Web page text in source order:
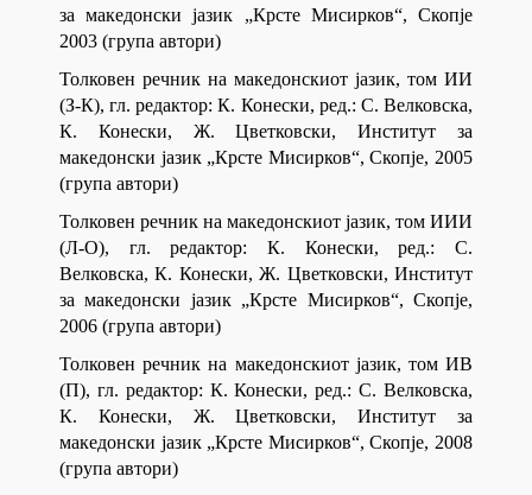
за македонски јазик „Крсте Мисирков“, Скопје
2003 (група автори)
Толковен речник на македонскиот јазик, том ИИ
(З-К), гл. редактор: К. Конески, ред.: С. Велковска,
К. Конески, Ж. Цветковски, Институт за
македонски јазик „Крсте Мисирков“, Скопје, 2005
(група автори)
Толковен речник на македонскиот јазик, том ИИИ
(Л-О), гл. редактор: К. Конески, ред.: С.
Велковска, К. Конески, Ж. Цветковски, Институт
за македонски јазик „Крсте Мисирков“, Скопје,
2006 (група автори)
Толковен речник на македонскиот јазик, том ИВ
(П), гл. редактор: К. Конески, ред.: С. Велковска,
К. Конески, Ж. Цветковски, Институт за
македонски јазик „Крсте Мисирков“, Скопје, 2008
(група автори)